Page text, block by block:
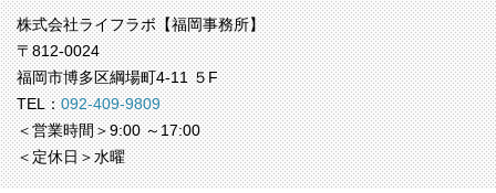
株式会社ライフラボ【福岡事務所】
〒812-0024
福岡市博多区綱場町4-11 ５F
TEL：092-409-9809
＜営業時間＞9:00 ～17:00
＜定休日＞水曜